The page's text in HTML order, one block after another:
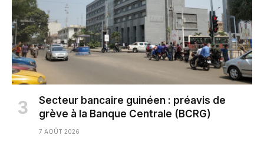
Secteur bancaire guinéen : préavis de
grève à la Banque Centrale (BCRG)
7 AOÛT 2026